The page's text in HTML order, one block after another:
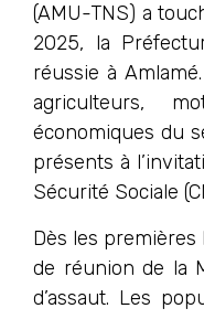
(AMU-TNS) a
2025, la
réussie à
agriculteurs,
économiques du
présents à
Sécurité Sociale
Dès les premières
de réunion de la
d’assaut. Les